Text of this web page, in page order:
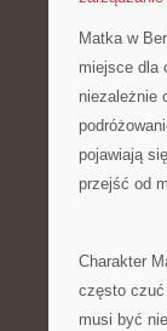
Matka w
miejsce dla
niezależnie
pojawiają
przejść od
Charakter
często czuć
musi być